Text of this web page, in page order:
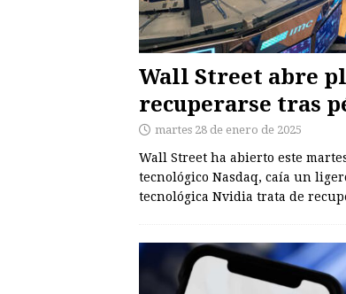
Wall Street abre
recuperarse tras
martes 28 de enero de 2025
Wall Street ha abierto este
tecnológico Nasdaq, caía un
tecnológica Nvidia trata de